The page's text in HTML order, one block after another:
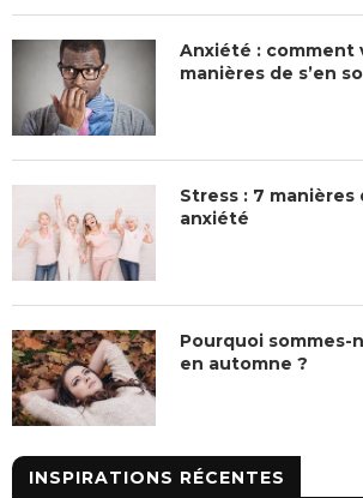
Anxiété : comment
manières de s’en
Stress : 7
anxiété
Pourquoi sommes-
en automne ?
INSPIRATIONS RÉCENTES